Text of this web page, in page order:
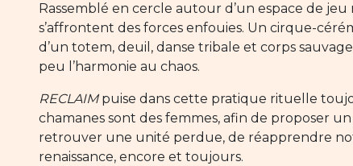
Rassemblé en cercle autour d’un espace de
s’affrontent des forces enfouies. Un cirque-
d’un totem, deuil, danse tribale et corps
peu l’harmonie au chaos.
RECLAIMpuise dans cette pratique rituelle
chamanes sont des femmes, afin de proposer
retrouver une unité perdue, de réapprendre
renaissance, encore et toujours.